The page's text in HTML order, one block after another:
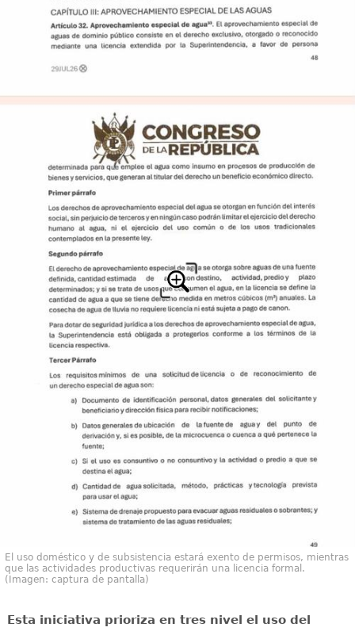
El uso doméstico y de subsistencia estará exento de permisos, mientras
que las actividades productivas requerirán una licencia formal.
(Imagen: captura de pantalla)
Esta iniciativa prioriza en tres nivel el uso del